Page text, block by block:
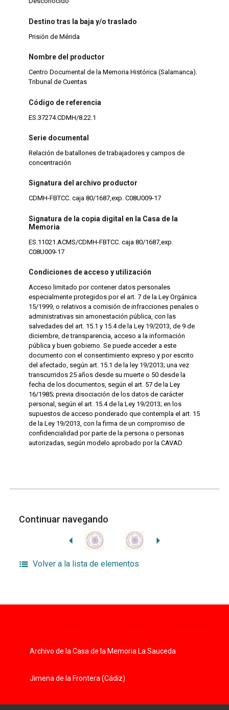
Destino tras la baja y/o traslado
Prisión de Mérida
Nombre del productor
Centro Documental de la Memoria Histórica (Salamanca).
Tribunal de Cuentas
Código de referencia
ES.37274.CDMH/8.22.1
Serie documental
Relación de batallones de trabajadores y campos de
concentración
Signatura del archivo productor
CDMH-FBTCC. caja 80/1687,exp. C08U009-17
Signatura de la copia digital en la Casa de la
Memoria
ES.11021.ACMS/CDMH-FBTCC. caja 80/1687,exp.
C08U009-17
Condiciones de acceso y utilización
Acceso limitado por contener datos personales
especialmente protegidos por el art. 7 de la Ley Orgánica
15/1999, o relativos a comisión de infracciones penales o
administrativas sin amonestación pública, con las
salvedades del art. 15.1 y 15.4 de la Ley 19/2013, de 9 de
diciembre, de transparencia, acceso a la información
pública y buen gobierno. Se puede acceder a este
documento con el consentimiento expreso y por escrito
del afectado, según art. 15.1 de la ley 19/2013; una vez
transcurridos 25 años desde su muerte o 50 desde la
fecha de los documentos, según el art. 57 de la Ley
16/1985; previa disociación de los datos de carácter
personal, según el art. 15.4 de la Ley 19/2013; en los
supuestos de acceso ponderado que contempla el art. 15
de la Ley 19/2013, con la firma de un compromiso de
confidencialidad por parte de la persona o personas
autorizadas, según modelo aprobado por la CAVAD
Continuar navegando
Volver a la lista de elementos
Archivo de la Casa de la Memoria La Sauceda
Jimena de la Frontera (Cádiz)